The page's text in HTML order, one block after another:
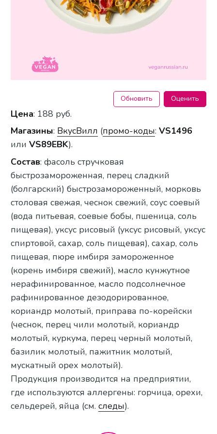
Обновить Оценить
Цена: 188 руб.
Магазины: ВкусВилл (промо-коды:VS1496
или VS89EBK).
Состав: фасоль стручковая
быстрозамороженная, перец сладкий
(болгарский) быстрозамороженный, морковь
столовая свежая, чеснок свежий, соус соевый
(вода питьевая, соевые бобы, пшеница, соль
пищевая), уксус рисовый (уксус рисовый, уксус
спиртовой, сахар, соль пищевая), сахар, соль
пищевая, пюре имбиря замороженное
(корень имбиря свежий), масло кунжутное
нерафинированное, масло подсолнечное
рафинированное дезодорированное,
кориандр молотый, приправа по-корейски
(чеснок, перец чили молотый, кориандр
молотый, куркума, перец черный молотый,
базилик молотый, пажитник молотый,
мускатный орех молотый).
Продукция производится на предприятии,
где используются аллергены: горчица, орехи,
сельдерей, яйца (см.следы).